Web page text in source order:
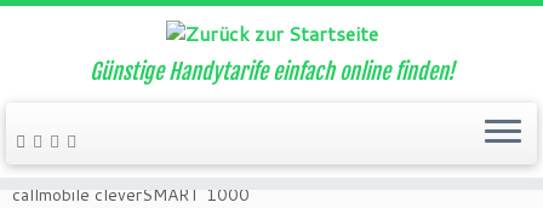
Zum
Inhalt
springen
Günstige Handytarife einfach online finden!
Start » Aktuelle Handytarife, Angebote und Aktionen » callmobile »
callmobile cleverSMART 1000